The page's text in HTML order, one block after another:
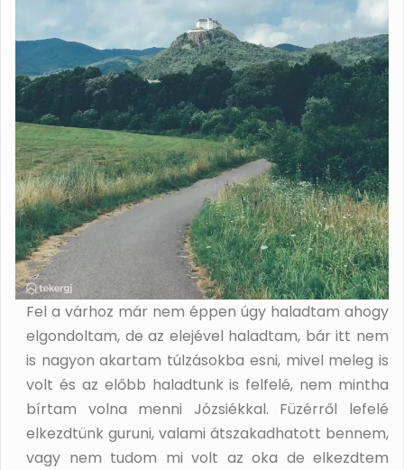
Fel a várhoz már nem éppen úgy haladtam ahogy
elgondoltam, de az elejével haladtam, bár itt nem
is nagyon akartam túlzásokba esni, mivel meleg is
volt és az előbb haladtunk is felfelé, nem mintha
bírtam volna menni Józsiékkal. Füzérről lefelé
elkezdtünk guruni, valami átszakadhatott bennem,
vagy nem tudom mi volt az oka de elkezdtem